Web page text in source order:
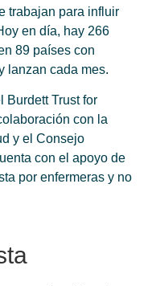
trabajan para influir
en día, hay 266
89 países con
lanzan cada mes.
Burdett Trust for
con la
y el Consejo
con el apoyo de
por enfermeras y no